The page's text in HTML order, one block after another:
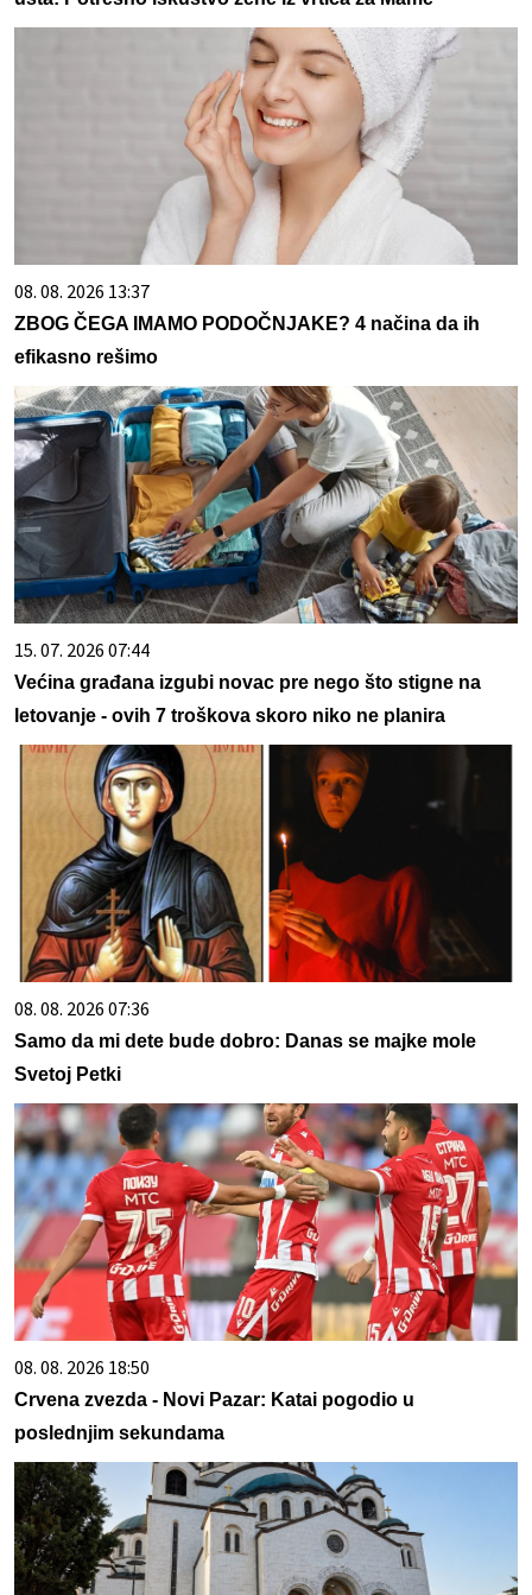
08. 08. 2026 13:37
ZBOG ČEGA IMAMO PODOČNJAKE? 4 načina da ih
efikasno rešimo
15. 07. 2026 07:44
Većina građana izgubi novac pre nego što stigne na
letovanje - ovih 7 troškova skoro niko ne planira
08. 08. 2026 07:36
Samo da mi dete bude dobro: Danas se majke mole
Svetoj Petki
08. 08. 2026 18:50
Crvena zvezda - Novi Pazar: Katai pogodio u
poslednjim sekundama